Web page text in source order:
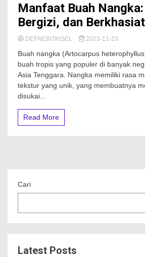
Manfaat Buah
Bergizi, dan Berkhasiat
DEFNEBITKISEL 2023-11-23
Buah nangka (Artocarpus
buah tropis yang populer di banyak
Asia Tenggara. Nangka memiliki rasa
tekstur yang unik, yang membuatnya
disukai...
Read More
Cari
Latest Posts